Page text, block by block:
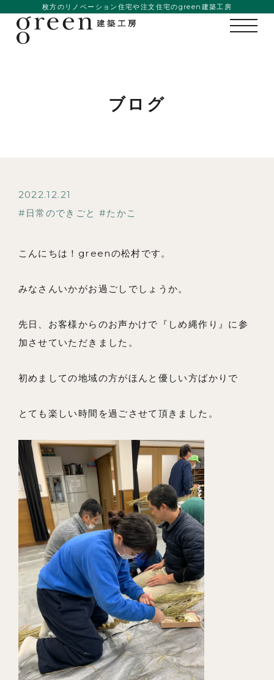
私たちの想い
事例紹介
ブログ
リノベーションとは
お問い合わせ
採用情報
よくあるご質問
枚方のリノベーション住宅や注文住宅のgreen建築工房
ブログ
2022.12.21
日常のできごと
たかこ
こんにちは！greenの松村です。
みなさんいかがお過ごしでしょうか。
先日、お客様からのお声かけで『しめ縄作り』に参
加させていただきました。
初めましての地域の方がほんと優しい方ばかりで
とても楽しい時間を過ごさせて頂きました。